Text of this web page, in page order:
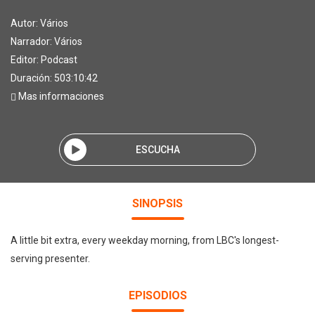
Autor: Vários
Narrador: Vários
Editor: Podcast
Duración: 503:10:42
Mas informaciones
ESCUCHA
SINOPSIS
A little bit extra, every weekday morning, from LBC's longest-
serving presenter.
EPISODIOS